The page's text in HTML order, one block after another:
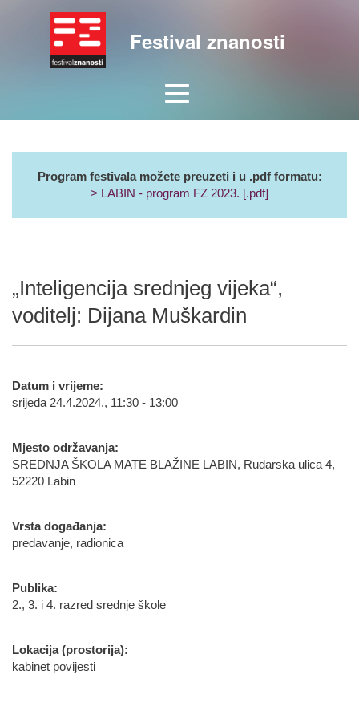
Festival znanosti
Program festivala možete preuzeti i u .pdf formatu:
> LABIN - program FZ 2023. [.pdf]
„Inteligencija srednjeg vijeka“,
voditelj: Dijana Muškardin
Datum i vrijeme:
srijeda 24.4.2024., 11:30 - 13:00
Mjesto održavanja:
SREDNJA ŠKOLA MATE BLAŽINE LABIN, Rudarska ulica 4,
52220 Labin
Vrsta događanja:
predavanje, radionica
Publika:
2., 3. i 4. razred srednje škole
Lokacija (prostorija):
kabinet povijesti